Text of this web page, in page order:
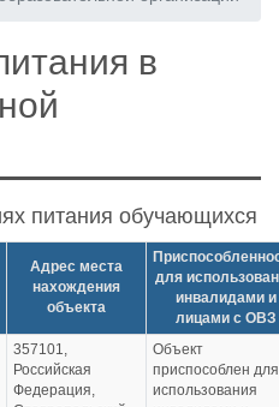
в
питания обучающихся
Адрес места
нахождения
объекта
для
инвалидами и
лицами с ОВЗ
357101,
Российская
Федерация,
Объект
приспособлен для
использования